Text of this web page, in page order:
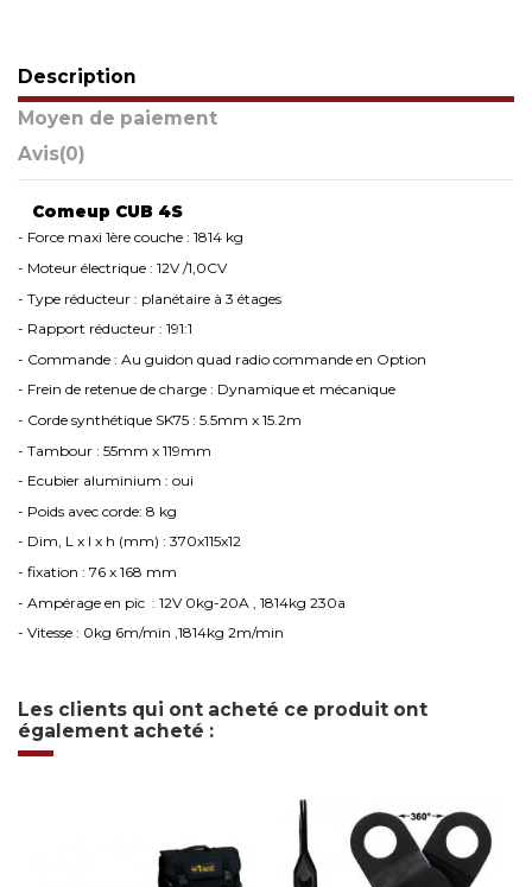
Description
Moyen de paiement
Avis(0)
Comeup CUB 4S
- Force maxi 1ère couche : 1814 kg
- Moteur électrique : 12V /1,0CV
- Type réducteur : planétaire à 3 étages
- Rapport réducteur : 191:1
- Commande : Au guidon quad radio commande en Option
- Frein de retenue de charge : Dynamique et mécanique
- Corde synthétique SK75 : 5.5mm x 15.2m
- Tambour : 55mm x 119mm
- Ecubier aluminium : oui
- Poids avec corde: 8 kg
- Dim, L x l x h (mm) : 370x115x12
- fixation : 76 x 168 mm
- Ampérage en pic : 12V 0kg-20A , 1814kg 230a
- Vitesse : 0kg 6m/min ,1814kg 2m/min
Les clients qui ont acheté ce produit ont
également acheté :